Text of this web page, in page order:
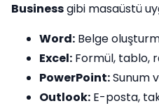
Businessgibi masaüstü
Word: Belge
Excel: Formül, tablo,
PowerPoint:Sunum
Outlook: E-posta,